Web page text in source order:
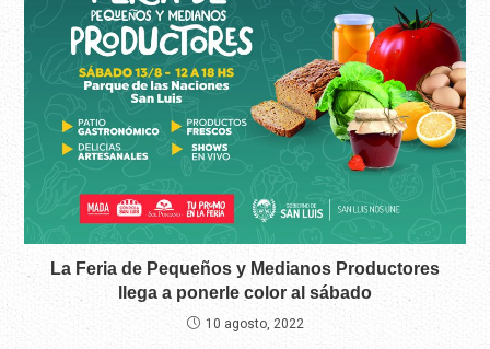
La Feria de Pequeños y Medianos Productores
llega a ponerle color al sábado
10 agosto, 2022